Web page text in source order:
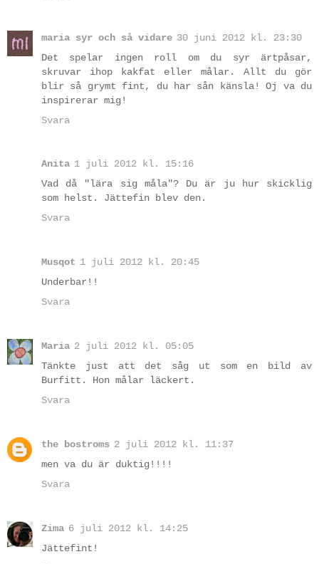
maria syr och så vidare 30 juni 2012 kl. 23:30
Det spelar ingen roll om du syr ärtpåsar,
skruvar ihop kakfat eller målar. Allt du gör
blir så grymt fint, du har sån känsla! Oj va du
inspirerar mig!
Svara
Anita 1 juli 2012 kl. 15:16
Vad då "lära sig måla"? Du är ju hur skicklig
som helst. Jättefin blev den.
Svara
Musqot 1 juli 2012 kl. 20:45
Underbar!!
Svara
Maria 2 juli 2012 kl. 05:05
Tänkte just att det såg ut som en bild av
Burfitt. Hon målar läckert.
Svara
the bostroms 2 juli 2012 kl. 11:37
men va du är duktig!!!!
Svara
Zima 6 juli 2012 kl. 14:25
Jättefint!